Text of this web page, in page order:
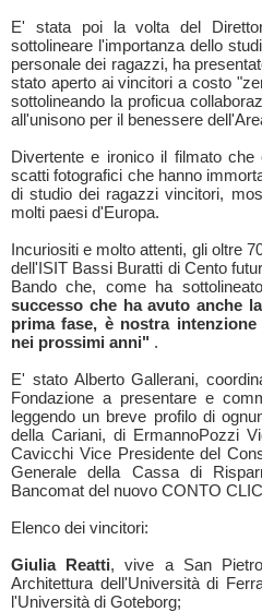
E' stata poi la volta del
sottolineare l'importanza dello
personale dei ragazzi, ha
stato aperto ai vincitori a costo
sottolineando la proficua
all'unisono per il benessere
Divertente e ironico il filmato
scatti fotografici che hanno
di studio dei ragazzi vincitori,
molti paesi d'Europa.
Incuriositi e molto attenti, gli oltre
dell'ISIT Bassi Buratti di Cento
Bando che, come ha
successo che ha avuto anche
prima fase, è nostra
nei prossimi anni" .
E' stato Alberto Gallerani,
Fondazione a presentare e
leggendo un breve profilo di
della Cariani, di ErmannoPozzi
Cavicchi Vice Presidente del
Generale della Cassa di
Bancomat del nuovo CONTO
Elenco dei vincitori:
Giulia Reatti, vive a San
Architettura dell'Università di
l'Università di Goteborg;